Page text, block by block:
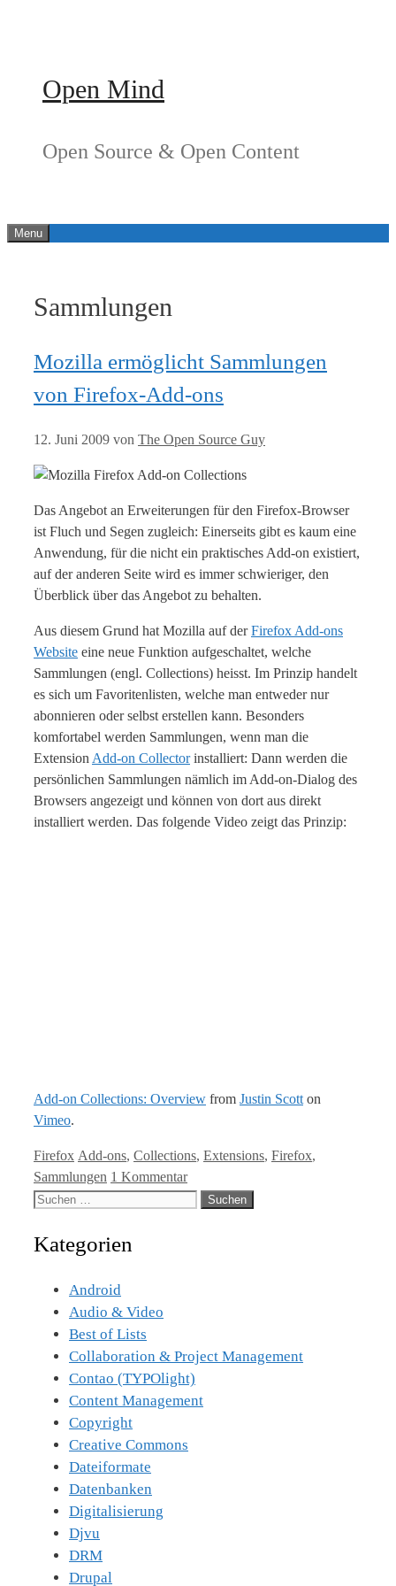
Open Mind
Open Source & Open Content
Menu
Sammlungen
Mozilla ermöglicht Sammlungen
von Firefox-Add-ons
12. Juni 2009 von The Open Source Guy
Das Angebot an Erweiterungen für den Firefox-Browser
ist Fluch und Segen zugleich: Einerseits gibt es kaum eine
Anwendung, für die nicht ein praktisches Add-on existiert,
auf der anderen Seite wird es immer schwieriger, den
Überblick über das Angebot zu behalten.
Aus diesem Grund hat Mozilla auf derFirefox Add-ons
Website eine neue Funktion aufgeschaltet, welche
Sammlungen (engl. Collections) heisst. Im Prinzip handelt
es sich um Favoritenlisten, welche man entweder nur
abonnieren oder selbst erstellen kann. Besonders
komfortabel werden Sammlungen, wenn man die
Extension Add-on Collectorinstalliert: Dann werden die
persönlichen Sammlungen nämlich im Add-on-Dialog des
Browsers angezeigt und können von dort aus direkt
installiert werden. Das folgende Video zeigt das Prinzip:
Add-on Collections: Overview from Justin Scott on
Vimeo.
Kategorien
Firefox Tags
Add-ons, Collections, Extensions, Firefox,
Sammlungen 1 Kommentar
Suche
Kategorien
Android
Audio & Video
Best of Lists
Collaboration & Project Management
Contao (TYPOlight)
Content Management
Copyright
Creative Commons
Dateiformate
Datenbanken
Digitalisierung
Djvu
DRM
Drupal